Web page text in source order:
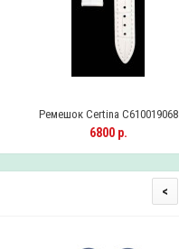
Ремешок Certina C610019068
6800 р.
<